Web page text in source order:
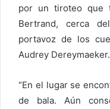
por un tiroteo que
Bertrand, cerca
portavoz de los
Audrey Dereymaeker.
“En el lugar se
de bala. Aún